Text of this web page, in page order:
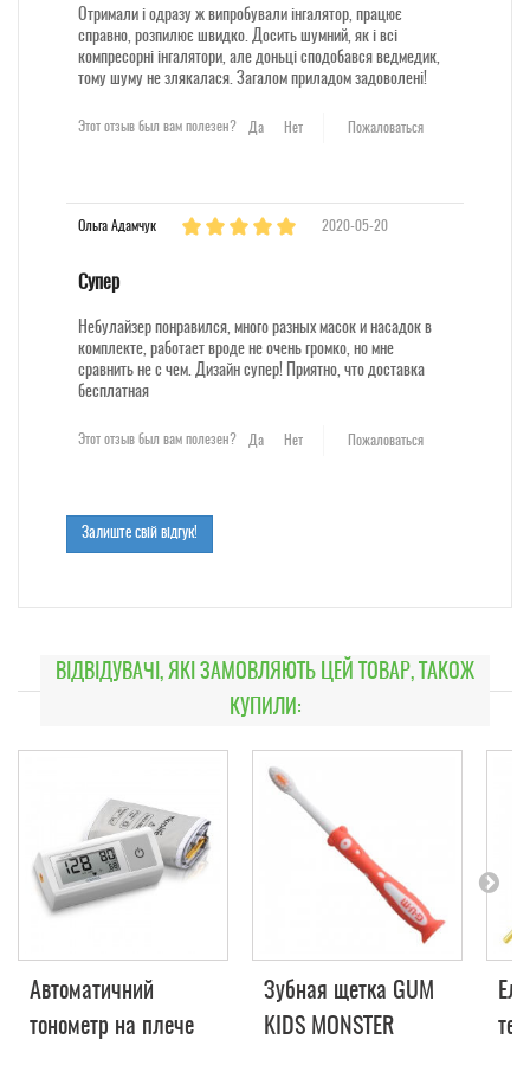
Отримали і одразу ж випробували інгалятор, працює
справно, розпилює швидко. Досить шумний, як і всі
компресорні інгалятори, але доньці сподобався ведмедик,
тому шуму не злякалася. Загалом приладом задоволені!
Этот отзыв был вам полезен? Да Нет Пожаловаться
Ольга Адамчук 2020-05-20
Супер
Небулайзер понравился, много разных масок и насадок в
комплекте, работает вроде не очень громко, но мне
сравнить не с чем. Дизайн супер! Приятно, что доставка
бесплатная
Этот отзыв был вам полезен? Да Нет Пожаловаться
Залиште свій відгук!
ВІДВІДУВАЧІ, ЯКІ ЗАМОВЛЯЮТЬ ЦЕЙ ТОВАР, ТАКОЖ
КУПИЛИ:
Автоматичний
тонометр на плече
Зубная щетка GUM
KIDS MONSTER